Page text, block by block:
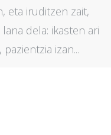
eta iruditzen zait,
dela: ikasten ari
izan...